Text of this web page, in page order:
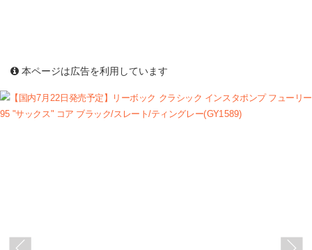
本ページは広告を利用しています